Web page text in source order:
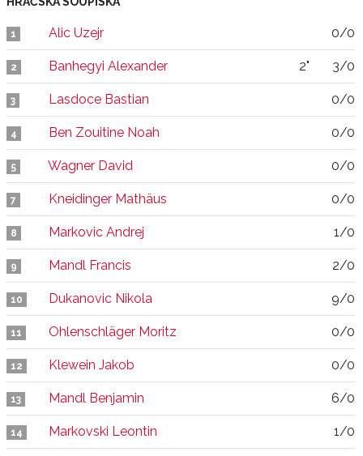
1 Alic Uzejr 0/0
2 Banhegyi Alexander 2" 3/0
3 Lasdoce Bastian 0/0
4 Ben Zouitine Noah 0/0
5 Wagner David 0/0
7 Kneidinger Mathäus 0/0
8 Markovic Andrej 1/0
9 Mandl Francis 2/0
10 Dukanovic Nikola 9/0
11 Ohlenschläger Moritz 0/0
12 Klewein Jakob 0/0
13 Mandl Benjamin 6/0
14 Markovski Leontin 1/0